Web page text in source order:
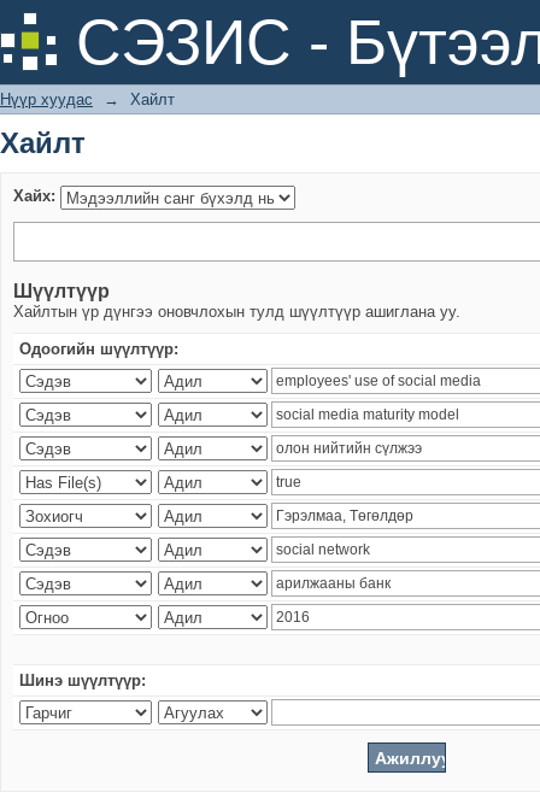
СЭЗИС -
Хайлт
Нүүр хуудас → Хайлт
Хайлт
Хайх:
Шүүлтүүр
Хайлтын үр дүнгээ оновчлохын тулд шүүлтүүр ашиглана уу.
Одоогийн шүүлтүүр:
Шинэ шүүлтүүр: